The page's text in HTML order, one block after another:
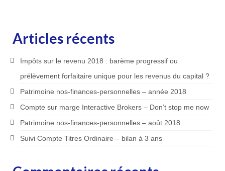
Articles récents
Impôts sur le revenu 2018 : barème progressif ou
prélèvement forfaitaire unique pour les revenus du capital ?
Patrimoine nos-finances-personnelles – année 2018
Compte sur marge Interactive Brokers – Don’t stop me now
Patrimoine nos-finances-personnelles – août 2018
Suivi Compte Titres Ordinaire – bilan à 3 ans